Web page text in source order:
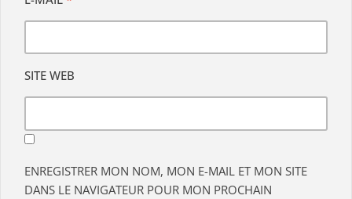
SITE WEB
ENREGISTRER MON NOM, MON E-MAIL ET MON SITE
DANS LE NAVIGATEUR POUR MON PROCHAIN